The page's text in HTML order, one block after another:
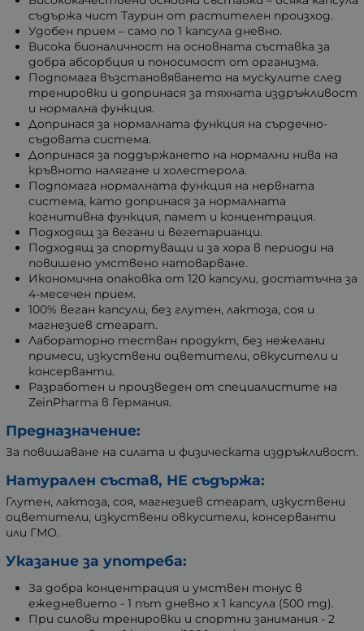
съдържа чист Таурин от растителен произход.
Удобен прием – само по 1 капсула дневно.
Висока бионаличност на основната съставка за
добра абсорбция и поносимост от организма.
Подпомага възстановяването на мускулите след
тренировки и допринася за тяхната издръжливост
и нормална функция.
Допринася за нормалната функция на сърдечно-
съдовата система.
Допринася за поддържането на нормални нива на
кръвното налягане и холестерола.
Подпомага нормалната функция на нервната
система, като допринася за нормалната
когнитивна функция, памет и концентрация.
Подходящ за вегани и вегетарианци.
Подходящ за спортуващи и за хора в периоди на
повишено умствено натоварване.
Икономична опаковка от 120 капсули, достатъчна за
4-месечен прием.
100% веган капсули, без глутен, лактоза, соя и
магнезиев стеарат.
Лабораторно тестван продукт, без нежелани
примеси, изкуствени оцветители, овкусители и
консерванти.
Разработен и произведен от специалистите на
ZeinPharma в Германия.
Предназначение:
За повишаване на силата и физическата издръжливост.
Натурален състав, НЕ съдържа:
Глутен, лактоза, соя, магнезиев стеарат, изкуствени
оцветители, изкуствени овкусители, консерванти
или ГМО.
Указание за употреба:
За добра концентрация и умствен тонус в
ежедневието - 1 път дневно х 1 капсула (500 mg).
При силови тренировки и спортни занимания - 2